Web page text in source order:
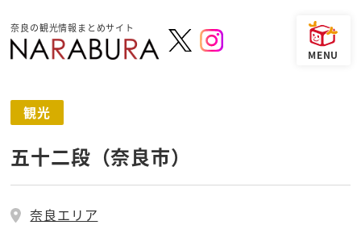
奈良の観光情報まとめサイト
観光
五十二段（奈良市）
奈良エリア